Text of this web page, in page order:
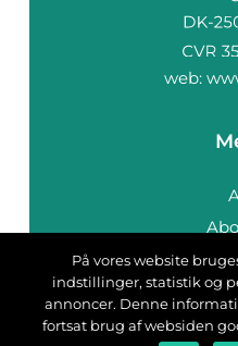
web:
På vores website
indstillinger, statistik og
annoncer. Denne
fortsat brug af websiden